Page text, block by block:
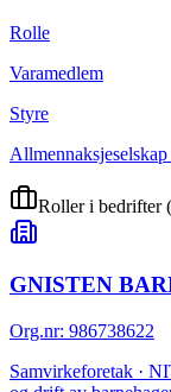
Rolle
Varamedlem
Styre
Roller i bedrifter(
GNISTEN
Org.nr: 986738622
Samvirkeforetak ·